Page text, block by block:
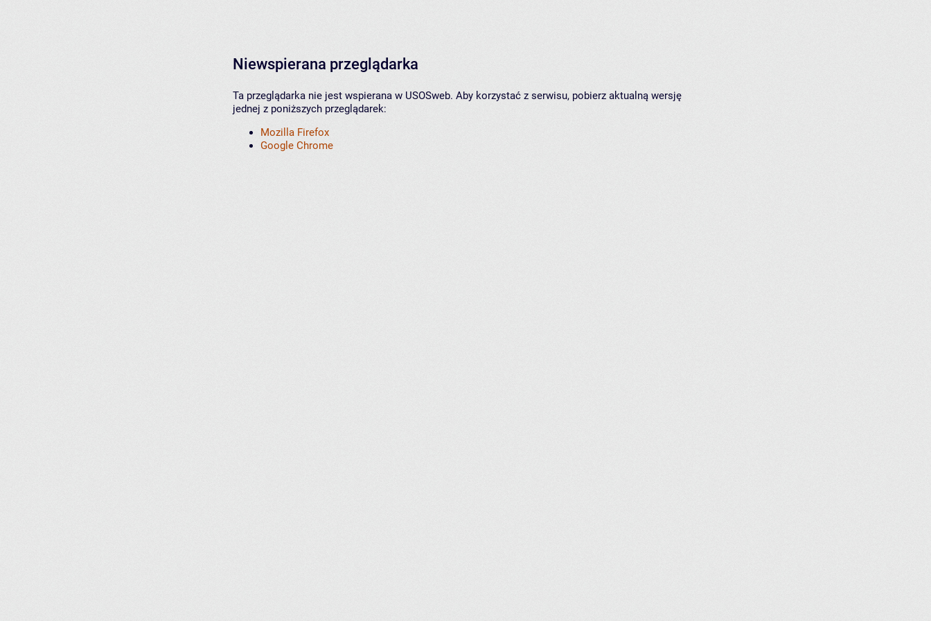
Niewspierana przeglądarka
Ta przeglądarka nie jest wspierana w USOSweb. Aby korzystać z serwisu, pobierz aktualną wersję
jednej z poniższych przeglądarek:
Mozilla Firefox
Google Chrome